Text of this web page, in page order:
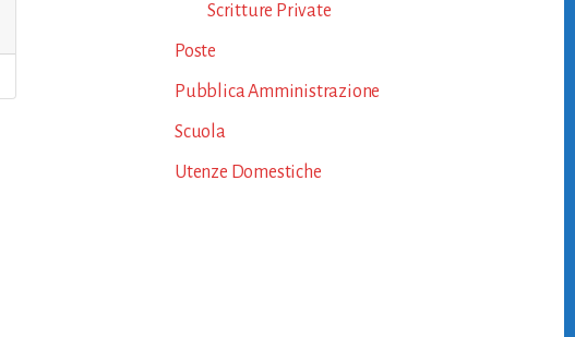
Scritture Private
Poste
Pubblica Amministrazione
Scuola
Utenze Domestiche